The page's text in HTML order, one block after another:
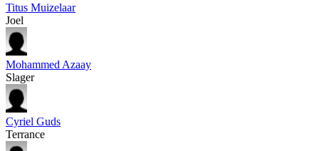
Titus Muizelaar
Joel
Mohammed Azaay
Slager
Cyriel Guds
Terrance